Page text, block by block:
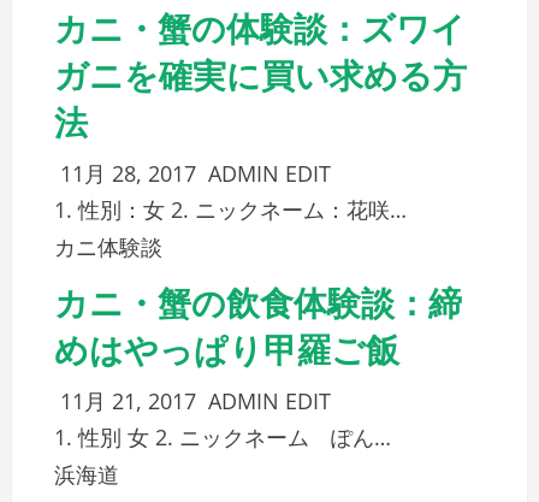
カニ・蟹の体験談：ズワイ
ガニを確実に買い求める方
法
11月 28, 2017 ADMIN EDIT
1. 性別：女 2. ニックネーム：花咲…
カニ体験談
カニ・蟹の飲食体験談：締
めはやっぱり甲羅ご飯
11月 21, 2017 ADMIN EDIT
1. 性別 女 2. ニックネーム ぽん…
浜海道